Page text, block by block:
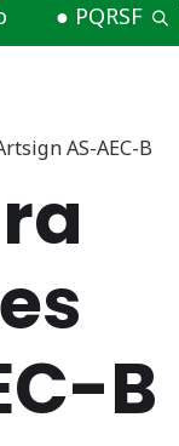
● PQRSF
AS-AEC-B
B